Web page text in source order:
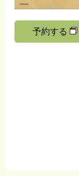
予約する